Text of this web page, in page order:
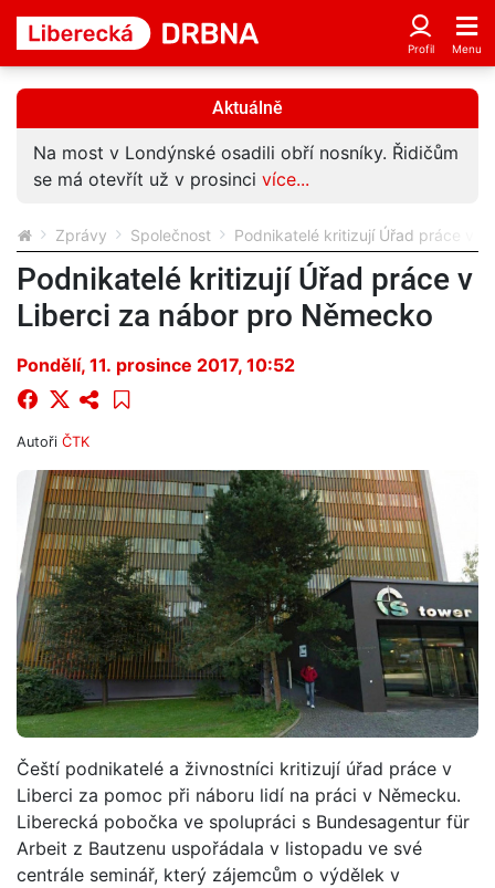
Aktuálně
Na most v Londýnské osadili obří nosníky. Řidičům
se má otevřít už v prosinci více...
Zprávy Společnost Podnikatelé kritizují Úřad práce v
Podnikatelé kritizují Úřad práce v
Liberci za nábor pro Německo
Pondělí, 11. prosince 2017, 10:52
Autoři ČTK
Čeští podnikatelé a živnostníci kritizují úřad práce v
Liberci za pomoc při náboru lidí na práci v Německu.
Liberecká pobočka ve spolupráci s Bundesagentur für
Arbeit z Bautzenu uspořádala v listopadu ve své
centrále seminář, který zájemcům o výdělek v